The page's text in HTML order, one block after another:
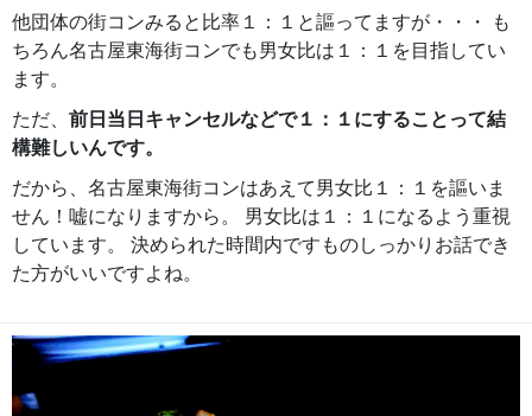
他団体の街コンみると比率１：１と謳ってますが・・・ も
ちろん名古屋東海街コンでも男女比は１：１を目指してい
ます。
ただ、 前日当日キャンセルなどで１：１にすることって結
構難しいんです。
だから、名古屋東海街コンはあえて男女比１：１を謳いま
せん！嘘になりますから。 男女比は１：１になるよう重視
しています。 決められた時間内ですものしっかりお話でき
た方がいいですよね。